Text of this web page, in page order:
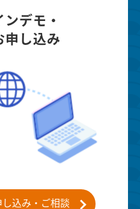
デモ・
申し込み
し込み・ご相談